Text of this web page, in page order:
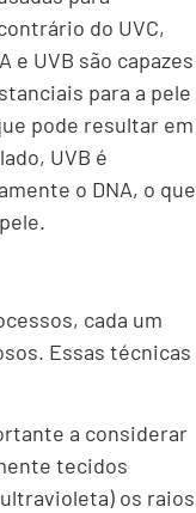
do UVC,
e UVB são capazes
para a pele
pode resultar em
UVB é
o DNA, o que
cada um
Essas técnicas
a considerar
tecidos
os raios